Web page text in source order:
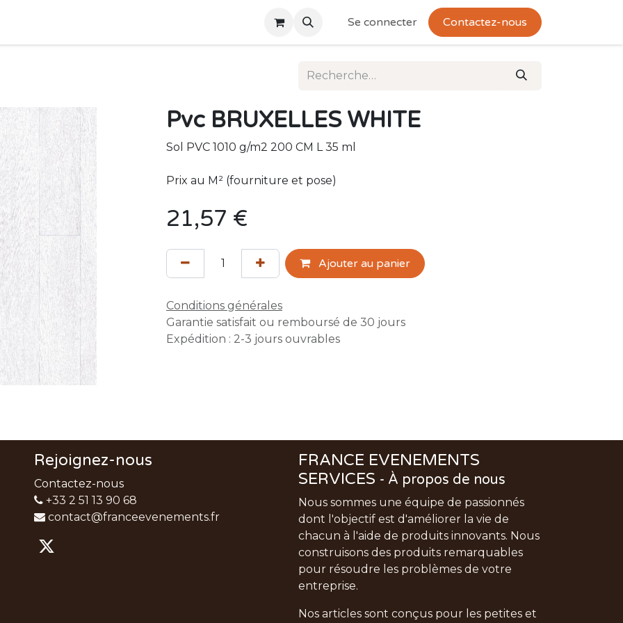
Se connecter Contactez-nous
Pvc BRUXELLES WHITE
Sol PVC 1010 g/m2 200 CM L 35 ml
Prix au M² (fourniture et pose)
21,57 €
Ajouter au panier
Conditions générales
Garantie satisfait ou remboursé de 30 jours
Expédition : 2-3 jours ouvrables
Rejoignez-nous
Contactez-nous
+33 2 51 13 90 68
contact@franceevenements.fr
FRANCE EVENEMENTS
SERVICES - À propos de nous
Nous sommes une équipe de passionnés
dont l'objectif est d'améliorer la vie de
chacun à l'aide de produits innovants. Nous
construisons des produits remarquables
pour résoudre les problèmes de votre
entreprise.
Nos articles sont conçus pour les petites et